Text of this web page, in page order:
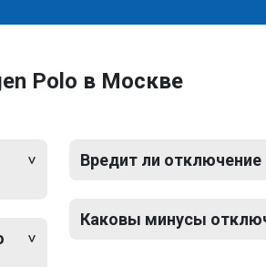
Polo в Москве
Вредит ли
Каковы минусы